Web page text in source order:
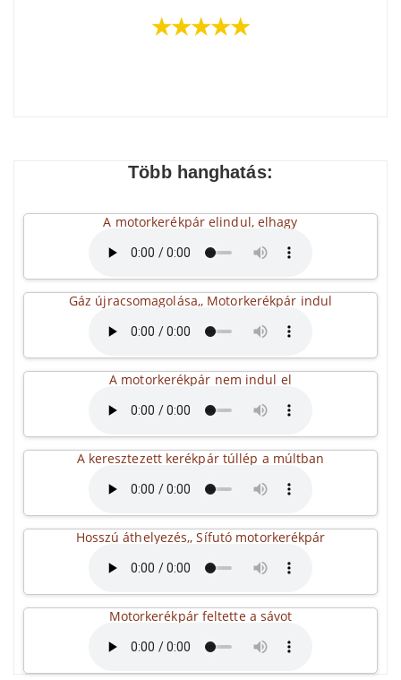
★★★★★
Több hanghatás:
A motorkerékpár elindul, elhagy
Gáz újracsomagolása,, Motorkerékpár indul
A motorkerékpár nem indul el
A keresztezett kerékpár túllép a múltban
Hosszú áthelyezés,, Sífutó motorkerékpár
Motorkerékpár feltette a sávot